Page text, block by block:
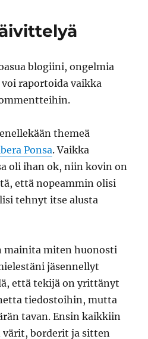
blogiini, ongelmia
raportoida vaikka
themeä
Ponsa. Vaikka
oli ihan ok, niin kovin on
että nopeammin olisi
tehnyt itse alusta
mainita miten huonosti
jäsennellyt
että tekijä on yrittänyt
tiedostoihin, mutta
tavan. Ensin kaikkiin
värit, borderit ja sitten